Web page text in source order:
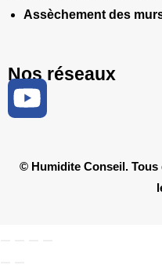
Assèchement des
Nos réseaux
© Humidite Conseil.